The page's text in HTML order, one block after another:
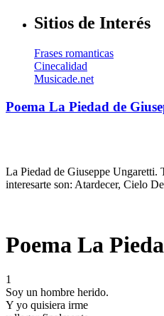
Sitios de Interés
Frases romanticas
Cinecalidad
Musicade.net
Poema La Piedad de
La Piedad de Giuseppe Ungaretti.
interesarte son: Atardecer, Cielo
Poema La
1
Soy un hombre herido.
Y yo quisiera irme